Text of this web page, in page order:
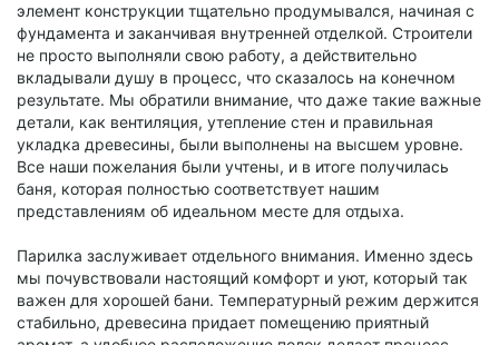
элемент конструкции тщательно продумывался, начиная с
фундамента и заканчивая внутренней отделкой. Строители
не просто выполняли свою работу, а действительно
вкладывали душу в процесс, что сказалось на конечном
результате. Мы обратили внимание, что даже такие важные
детали, как вентиляция, утепление стен и правильная
укладка древесины, были выполнены на высшем уровне.
Все наши пожелания были учтены, и в итоге получилась
баня, которая полностью соответствует нашим
представлениям об идеальном месте для отдыха.
Парилка заслуживает отдельного внимания. Именно здесь
мы почувствовали настоящий комфорт и уют, который так
важен для хорошей бани. Температурный режим держится
стабильно, древесина придает помещению приятный